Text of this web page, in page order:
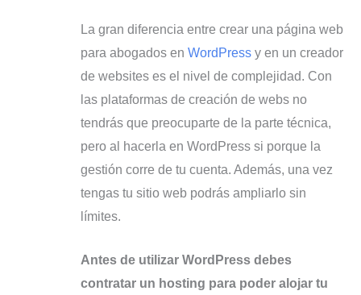
La gran diferencia entre crear una página web
para abogados en WordPress y en un creador
de websites es el nivel de complejidad. Con
las plataformas de creación de webs no
tendrás que preocuparte de la parte técnica,
pero al hacerla en WordPress si porque la
gestión corre de tu cuenta. Además, una vez
tengas tu sitio web podrás ampliarlo sin
límites.
Antes de utilizar WordPress debes
contratar un hosting para poder alojar tu